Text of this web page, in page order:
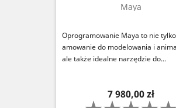
Maya
Oprogramowanie Maya to nie
amowanie do modelowania i
ale także idealne narzędzie do...
Cena
7 980,00 zł